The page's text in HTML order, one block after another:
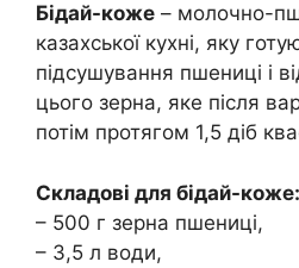
Бідай-коже – молочно-
казахської кухні, яку
підсушування пшениці і
цього зерна, яке після
потім протягом 1,5 діб
Складові для бідай-коже:
– 500 г зерна пшениці,
– 3,5 л води,